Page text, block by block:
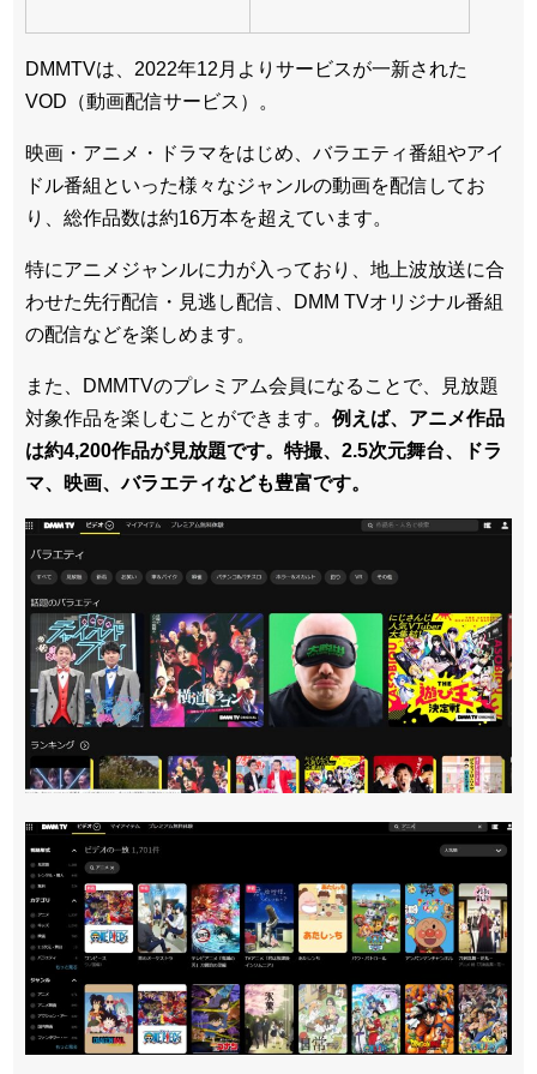
DMMTVは、2022年12月よりサービスが一新された
VOD（動画配信サービス）。
映画・アニメ・ドラマをはじめ、バラエティ番組やアイ
ドル番組といった様々なジャンルの動画を配信してお
り、総作品数は約16万本を超えています。
特にアニメジャンルに力が入っており、地上波放送に合
わせた先行配信・見逃し配信、DMM TVオリジナル番組
の配信などを楽しめます。
また、DMMTVのプレミアム会員になることで、見放題
対象作品を楽しむことができます。 例えば、アニメ作品
は約4,200作品が見放題です。特撮、2.5次元舞台、ドラ
マ、映画、バラエティなども豊富です。